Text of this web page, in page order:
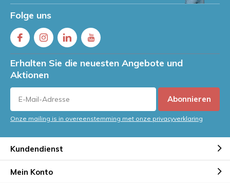
Folge uns
Erhalten Sie die neuesten Angebote und
Aktionen
Abonnieren
Onze mailing is in overeenstemming met onze privacyverklaring
Kundendienst
Mein Konto